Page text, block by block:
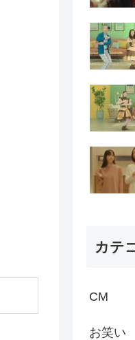
カテ
CM
お笑い